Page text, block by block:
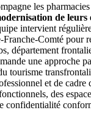
les
de leurs
intervient
Franche-Comté pour
département
une approche
tourisme
et de cadre
des
confidentialité